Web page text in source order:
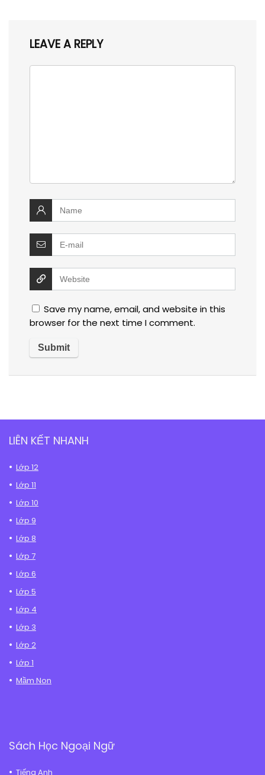
LEAVE A REPLY
Save my name, email, and website in this
browser for the next time I comment.
LIÊN KẾT NHANH
Lớp 12
Lớp 11
Lớp 10
Lớp 9
Lớp 8
Lớp 7
Lớp 6
Lớp 5
Lớp 4
Lớp 3
Lớp 2
Lớp 1
Mầm Non
Sách Học Ngoại Ngữ
Tiếng Anh